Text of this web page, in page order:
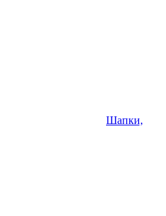
Шапки,